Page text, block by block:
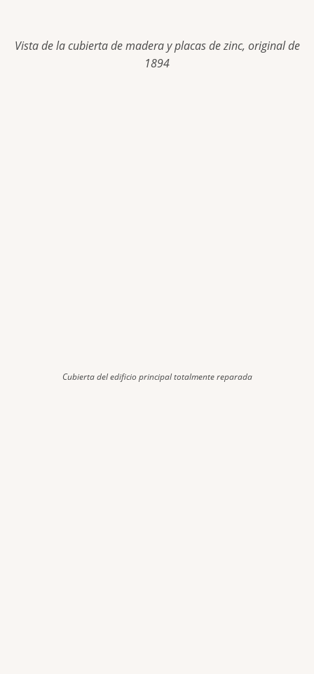
Vista de la cubierta de madera y placas de zinc, original de
1894
Cubierta del edificio principal totalmente reparada